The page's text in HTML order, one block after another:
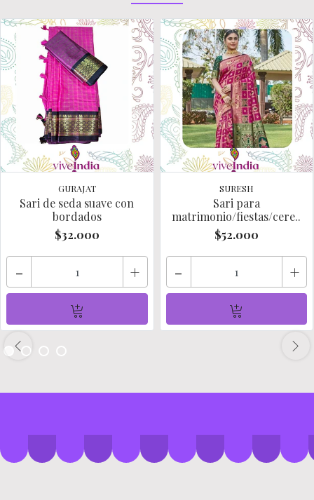
GURAJAT
Sari de seda suave con
bordados
$32.000
- +
SURESH
Sari para
matrimonio/fiestas/cere..
$52.000
- +